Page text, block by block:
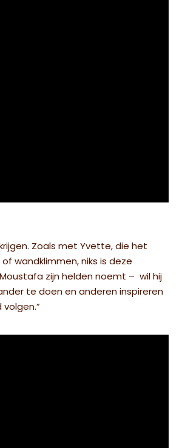
Zoals met Yvette, die het
wandklimmen, niks is deze
zijn helden noemt – wil hij
te doen en anderen inspireren